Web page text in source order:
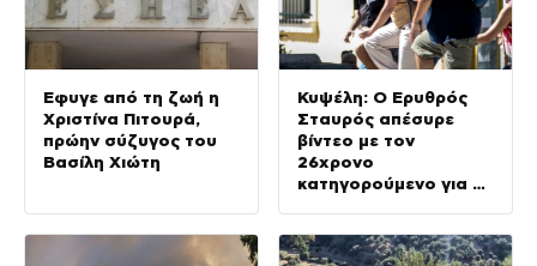
Έφυγε από τη ζωή η
Χριστίνα Πιτουρά,
πρώην σύζυγος του
Βασίλη Χιώτη
Κυψέλη: Ο Ερυθρός
Σταυρός απέσυρε
βίντεο με τον
26χρονο
κατηγορούμενο για τη